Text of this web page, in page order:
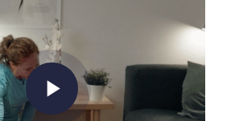
play_arrow